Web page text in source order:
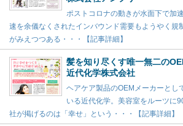
ポストコロナの動きが水面下で加
速を余儀なくされたインバウンド需要もようやく規
がみえつつある・・・【記事詳細】
髪を知り尽くす唯一無二の
近代化学株式会社
ヘアケア製品のOEMメーカーとし
いる近代化学。美容室をルーツに
社が掲げるのは「幸せ」という・・・【記事詳細】